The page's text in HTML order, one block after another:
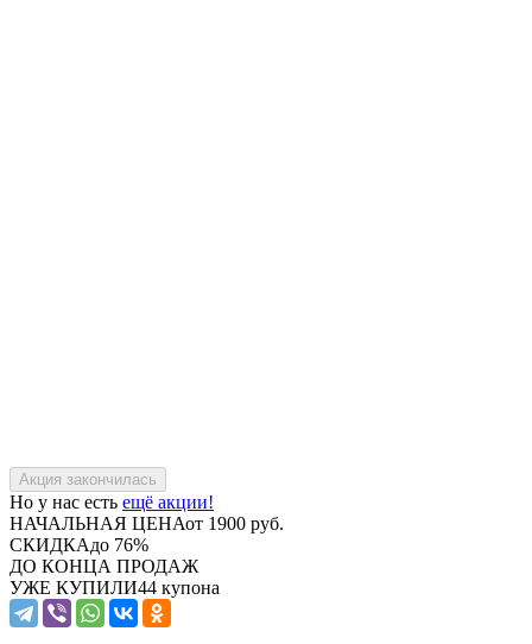
Но у нас есть ещё акции!
НАЧАЛЬНАЯ ЦЕНАот 1900 руб.
СКИДКАдо 76%
ДО КОНЦА ПРОДАЖ
УЖЕ КУПИЛИ44 купона